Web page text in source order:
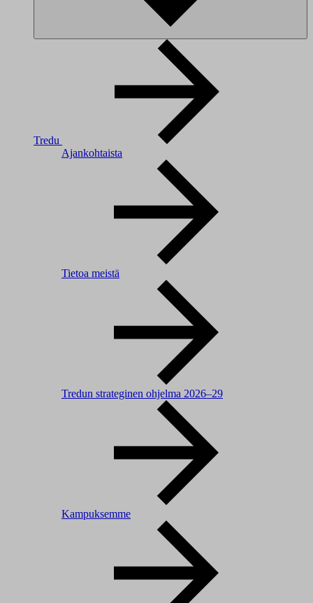
Tredu
Ajankohtaista
Tietoa meistä
Tredun strateginen ohjelma 2026–29
Kampuksemme